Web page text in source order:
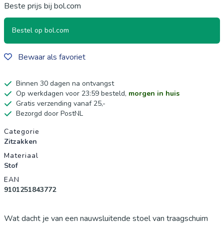
Beste prijs bij bol.com
Bestel op bol.com
Bewaar als favoriet
Binnen 30 dagen na ontvangst
Op werkdagen voor 23:59 besteld, morgen in huis
Gratis verzending vanaf 25,-
Bezorgd door PostNL
Productgegevens
Categorie
Zitzakken
Materiaal
Stof
EAN
9101251843772
Wat dacht je van een nauwsluitende stoel van traagschuim